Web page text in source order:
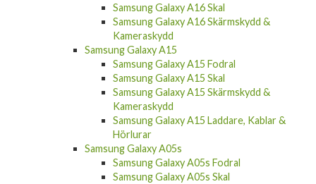
Samsung Galaxy A16 Skal
Samsung Galaxy A16 Skärmskydd &
Kameraskydd
Samsung Galaxy A15
Samsung Galaxy A15 Fodral
Samsung Galaxy A15 Skal
Samsung Galaxy A15 Skärmskydd &
Kameraskydd
Samsung Galaxy A15 Laddare, Kablar &
Hörlurar
Samsung Galaxy A05s
Samsung Galaxy A05s Fodral
Samsung Galaxy A05s Skal